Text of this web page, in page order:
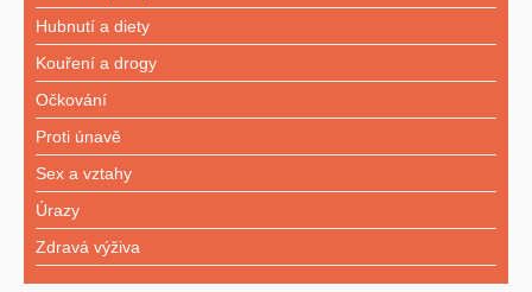
Hubnutí a diety
Kouření a drogy
Očkování
Proti únavě
Sex a vztahy
Úrazy
Zdravá výživa